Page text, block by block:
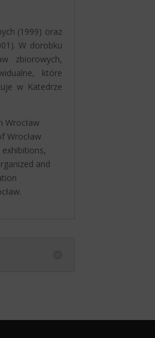
(1999) oraz
W dorobku
zbiorowych,
które
w Katedrze
Wrocław
Wrocław
and